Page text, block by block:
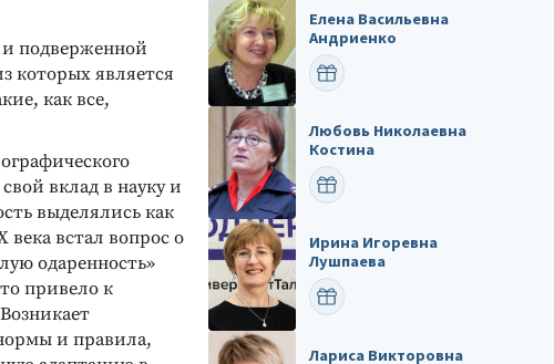
подверженной
которых является
как все,
вклад в науку и
выделялись как
века встал вопрос о
одаренность»
привело к
и правила,
Елена Васильевна
Андриенко
ПОЗДРАВИТЬ
Любовь Николаевна
Костина
ПОЗДРАВИТЬ
Ирина Игоревна
Лушпаева
ПОЗДРАВИТЬ
Лариса Викторовна